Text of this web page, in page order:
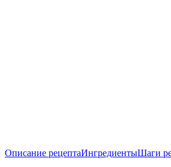
Описание рецептаИнгредиентыШаги